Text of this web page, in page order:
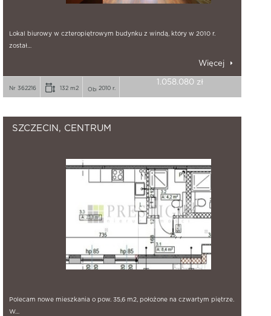
Lokal biurowy w czteropiętrowym budynku z windą, który w 2010 r.
został…
Więcej
Nr 362216 132 m2 2010 r.
1.058.080 zł
SZCZECIN, CENTRUM
Polecam nowe mieszkania o pow. 35,6 m2, położone na czwartym piętrze.
W…